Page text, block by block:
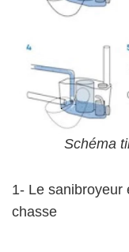
Schéma
1- Le sanibroyeur
chasse